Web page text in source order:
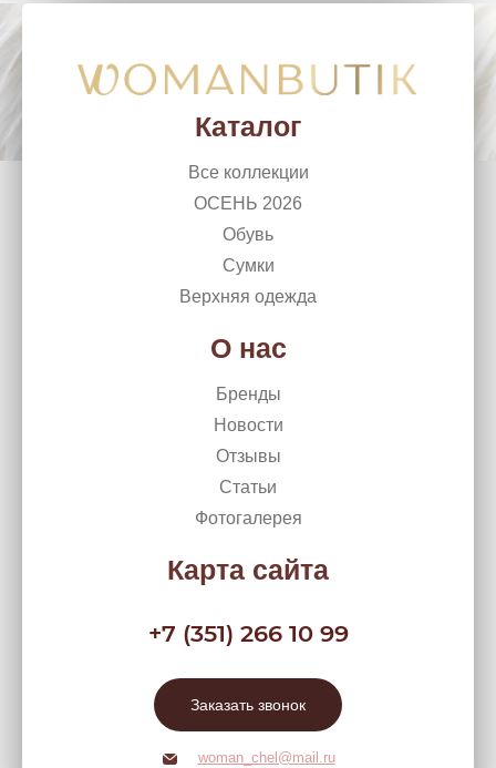
г. Челябинск, Ленина, 50
+7 (351) 266 10 99
Каталог
Все коллекции
ОСЕНЬ 2026
Обувь
Сумки
Верхняя одежда
О нас
Бренды
Новости
Отзывы
Статьи
Фотогалерея
Карта сайта
+7 (351) 266 10 99
Заказать звонок
woman_chel@mail.ru